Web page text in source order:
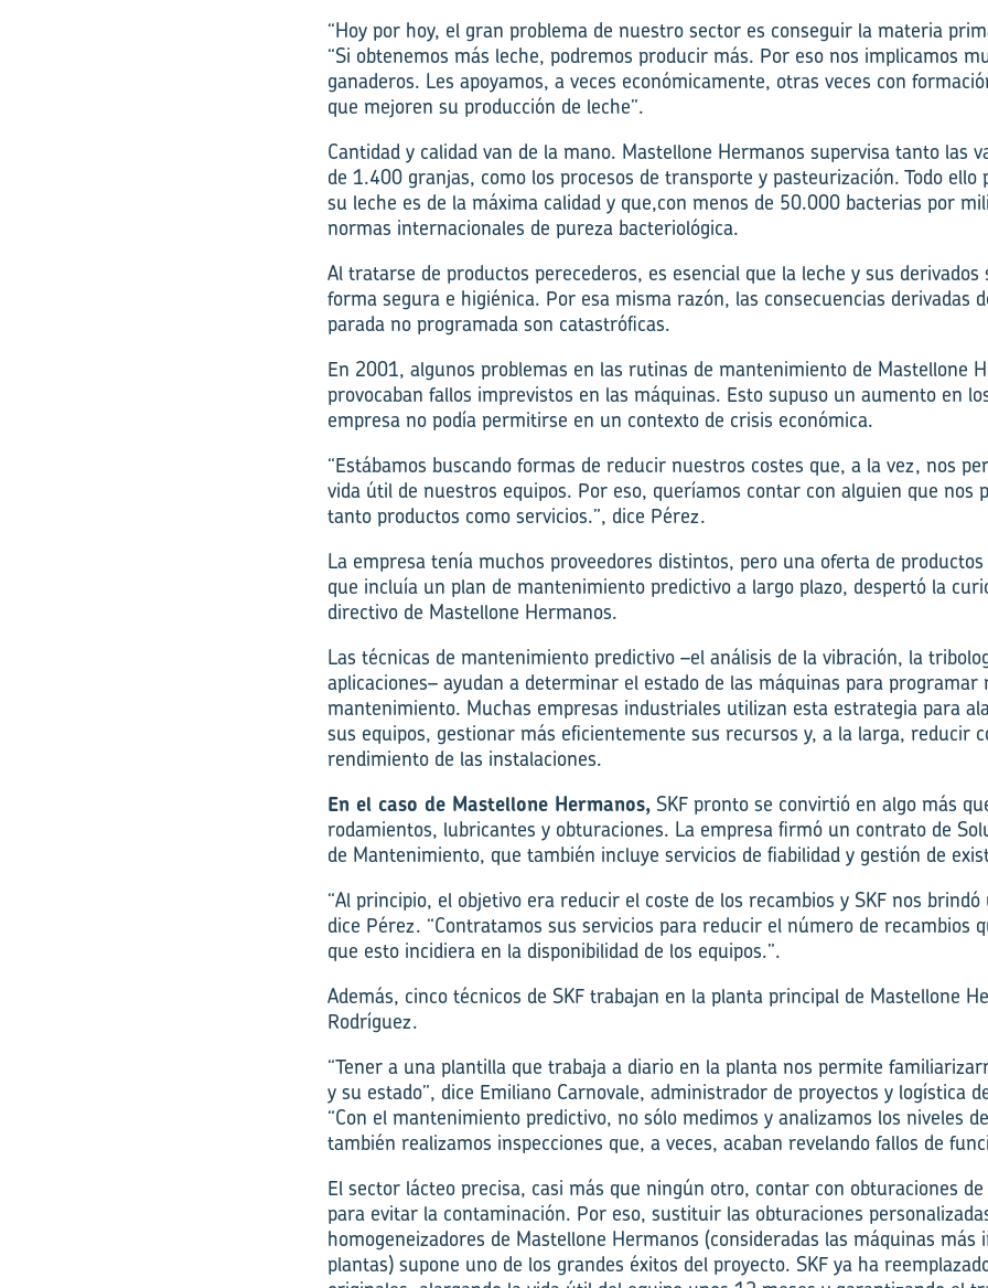
“Hoy por hoy, el gran problema de nuestro sector es conseguir la materia
“Si obtenemos más leche, podremos producir más. Por eso nos implicamos
ganaderos. Les apoyamos, a veces económicamente, otras veces con
que mejoren su producción de leche”.
Cantidad y calidad van de la mano. Mastellone Hermanos supervisa tanto las
de 1.400 granjas, como los procesos de transporte y pasteurización. Todo ello
su leche es de la máxima calidad y que,con menos de 50.000 bacterias por
normas internacionales de pureza bacteriológica.
Al tratarse de productos perecederos, es esencial que la leche y sus derivados
forma segura e higiénica. Por esa misma razón, las consecuencias derivadas
parada no programada son catastróficas.
En 2001, algunos problemas en las rutinas de mantenimiento de Mastellone
provocaban fallos imprevistos en las máquinas. Esto supuso­ un aumento en
empresa no podía permitirse en un contexto de crisis económica.
“Estábamos buscando formas de reducir nuestros costes que, a la vez, nos
vida útil de nuestros equipos. Por eso, queríamos contar con alguien que nos
tanto productos como servicios.”, dice Pérez.
La empresa tenía muchos proveedores distintos, pero una oferta de productos
que incluía un plan de mantenimiento predictivo a largo plazo, despertó la
directivo de Mastellone Hermanos.
Las técnicas de mantenimiento predictivo –el análisis de la vibración, la
aplicaciones– ayudan a determinar el estado de las máquinas para programar
mantenimiento. Muchas empresas industriales utilizan esta estrategia para
sus equipos, gestionar más eficientemente sus recursos y, a la larga, reducir
rendimiento de las instalaciones.
En el caso de Mastellone Hermanos, SKF pronto se convirtió en algo más
rodamientos, lubricantes y obturaciones. La empresa firmó un contrato de
de Mantenimiento, que también incluye servicios de fiabilidad y gestión de
“Al principio, el objetivo era reducir el coste de los recambios y SKF nos
dice Pérez. “Contratamos sus servicios para reducir el número de recambios
que esto incidiera en la disponibilidad de los equipos.”.
Además, cinco técnicos de SKF trabajan en la planta principal de Mastellone
Rodríguez.
“Tener a una plantilla que trabaja a diario en la planta nos permite
y su estado”, dice Emiliano Carnovale, administrador de proyectos y logística
“Con el mantenimiento predictivo, no sólo medimos y analizamos los niveles
también realizamos inspecciones que, a veces, acaban revelando fallos de
El sector lácteo precisa, casi más que ningún otro, contar con obturaciones
para evitar la contaminación. Por eso, sustituir las obturaciones
homogeneizadores de Mastellone Hermanos (consideradas las máquinas más
plantas) supone uno de los grandes éxitos del proyecto. SKF ya ha